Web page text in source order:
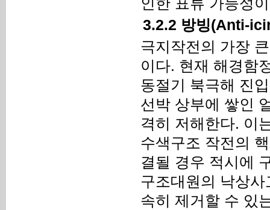
3.2.2 방빙(Anti-
극지작전의 가장
이다. 현재 해경함
동절기 북극해 진
선박 상부에 쌓인
격히 저해한다. 이
수색구조 작전의
결될 경우 적시에
구조대원의 낙상
속히 제거할 수 있